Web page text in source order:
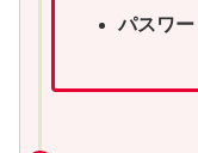
パスワ